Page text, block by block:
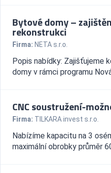
Bytové domy –
rekonstrukci
Firma: NETA s.r.o.
Popis nabídky: Zajišťujeme
domy v rámci programu
CNC soustružení-
Firma: TILKARA invest s.r.o.
Nabízíme kapacitu na 3
maximální obrobky průměr